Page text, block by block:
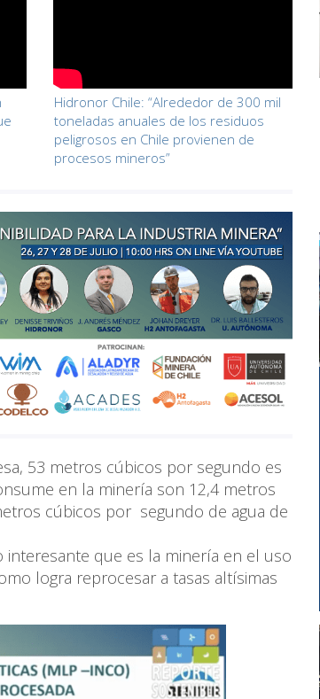
Hidronor Chile: “Alrededor de 300 mil
toneladas anuales de los residuos
peligrosos en Chile provienen de
procesos mineros”
53 metros cúbicos por segundo es
en la minería son 12,4 metros
cúbicos por segundo de agua de
interesante que es la minería en el uso
logra reprocesar a tasas altísimas